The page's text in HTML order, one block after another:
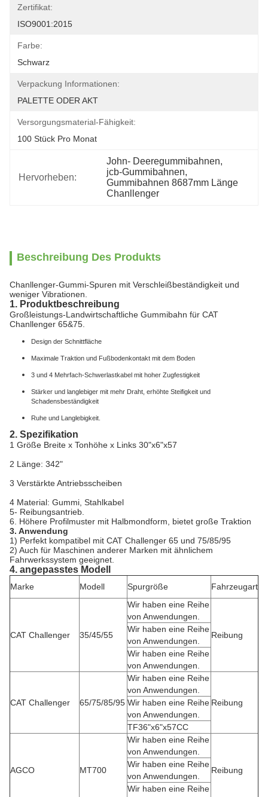
Zertifikat:
ISO9001:2015
Farbe:
Schwarz
Verpackung Informationen:
PALETTE ODER AKT
Versorgungsmaterial-Fähigkeit:
100 Stück Pro Monat
Hervorheben:
John- Deeregummibahnen,
jcb-Gummibahnen,
Gummibahnen 8687mm Länge
Chanllenger
Beschreibung Des Produkts
Chanllenger-Gummi-Spuren mit Verschleißbeständigkeit und
weniger Vibrationen.
1. Produktbeschreibung
Großleistungs-Landwirtschaftliche Gummibahn für CAT
Chanllenger 65&75.
Design der Schnittfläche
Maximale Traktion und Fußbodenkontakt mit dem Boden
3 und 4 Mehrfach-Schwerlastkabel mit hoher Zugfestigkeit
Stärker und langlebiger mit mehr Draht, erhöhte Steifigkeit und
Schadensbeständigkeit
Ruhe und Langlebigkeit.
2. Spezifikation
1 Größe Breite x Tonhöhe x Links 30"x6"x57
2 Länge: 342"
3 Verstärkte Antriebsscheiben
4 Material: Gummi, Stahlkabel
5- Reibungsantrieb.
6. Höhere Profilmuster mit Halbmondform, bietet große Traktion
3. Anwendung
1) Perfekt kompatibel mit CAT Challenger 65 und 75/85/95
2) Auch für Maschinen anderer Marken mit ähnlichem
Fahrwerkssystem geeignet.
4. angepasstes Modell
Marke Modell Spurgröße Fahrzeugart
CAT Challenger 35/45/55
Wir haben eine Reihe
von Anwendungen.
Reibung
Wir haben eine Reihe
von Anwendungen.
Wir haben eine Reihe
von Anwendungen.
CAT Challenger 65/75/85/95
Wir haben eine Reihe
von Anwendungen.
Reibung
Wir haben eine Reihe
von Anwendungen.
TF36"x6"x57CC
AGCO MT700
Wir haben eine Reihe
von Anwendungen.
Reibung
Wir haben eine Reihe
von Anwendungen.
Wir haben eine Reihe